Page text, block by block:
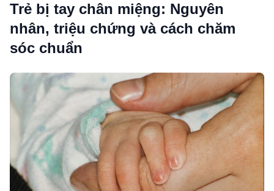
Trẻ bị tay chân miệng: Nguyên
nhân, triệu chứng và cách chăm
sóc chuẩn